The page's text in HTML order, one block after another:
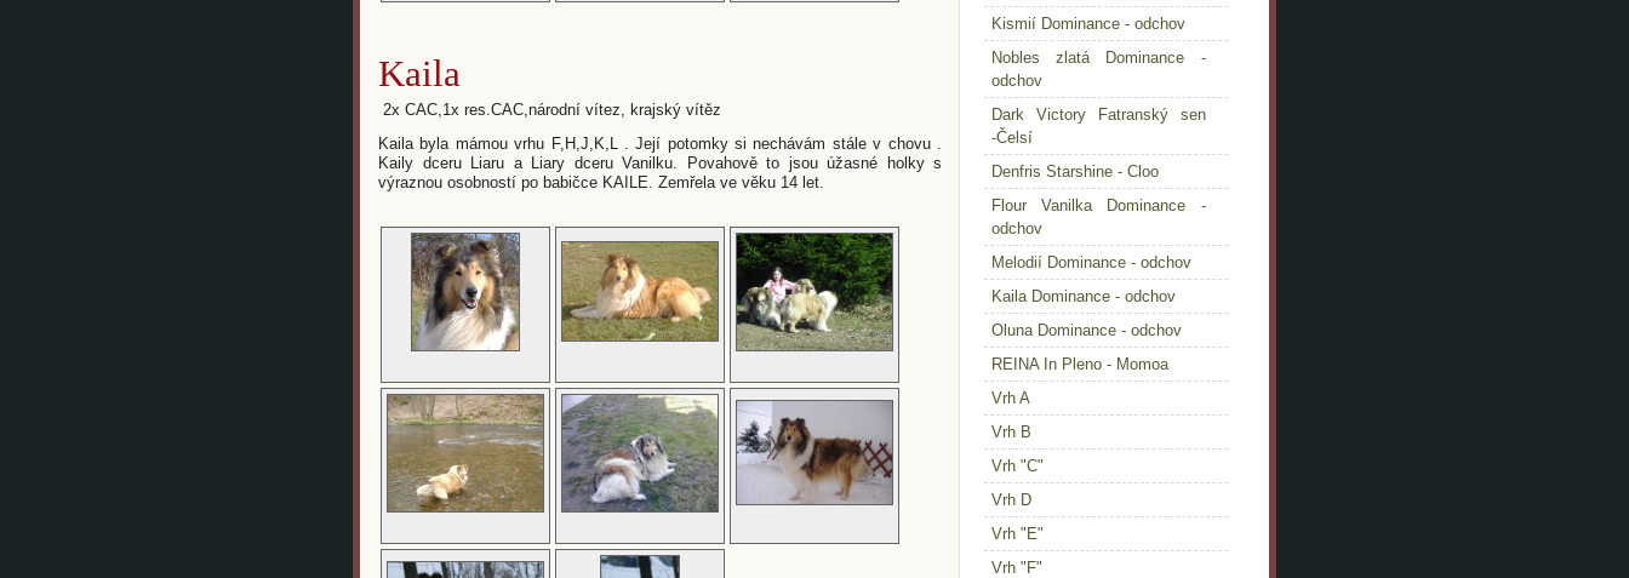
Kaila
2x CAC,1x res.CAC,národní vítez, krajský vítěz
Kaila byla mámou vrhu F,H,J,K,L . Její potomky si nechávám stále v chovu .
Kaily dceru Liaru a Liary dceru Vanilku. Povahově to jsou úžasné holky s
výraznou osobností po babičce KAILE. Zemřela ve věku 14 let.
Kismií Dominance - odchov
Nobles zlatá Dominance -
odchov
Dark Victory Fatranský sen
-Čelsí
Denfris Starshine - Cloo
Flour Vanilka Dominance -
odchov
Melodií Dominance - odchov
Kaila Dominance - odchov
Oluna Dominance - odchov
REINA In Pleno - Momoa
Vrh A
Vrh B
Vrh "C"
Vrh D
Vrh "E"
Vrh "F"